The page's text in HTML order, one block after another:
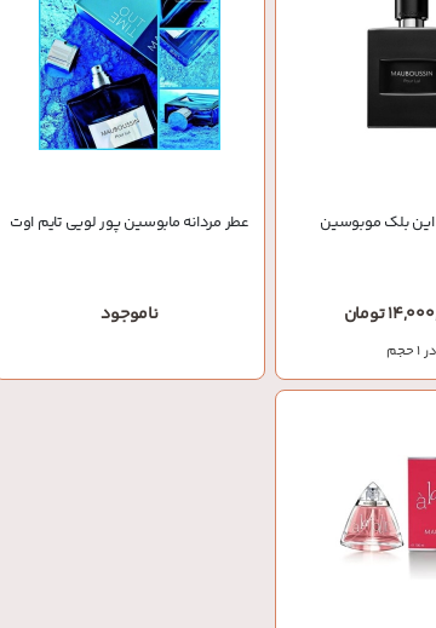
این بلک موبوسین
در 1 حجم
عطر مردانه مابوسین پور لویی تایم اوت
ناموجود